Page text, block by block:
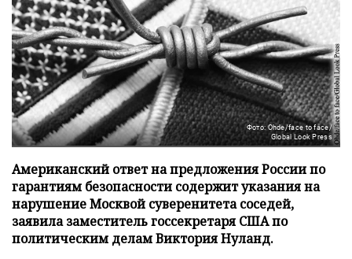
Фото: Ohde/face to face/
Global Look Press
Американский ответ на предложения России по
гарантиям безопасности содержит указания на
нарушение Москвой суверенитета соседей,
заявила заместитель госсекретаря США по
политическим делам Виктория Нуланд.